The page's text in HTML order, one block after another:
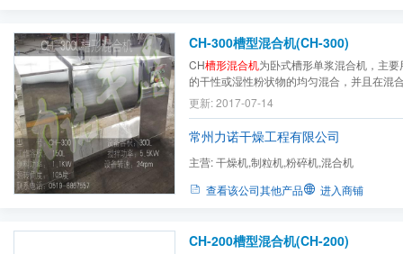
CH-300槽型混合机(CH-300)
CH槽形混合机为卧式槽形单浆混合机，主
的干性或湿性粉状物的均匀混合，并且在混
的熔解、挥发或变质。
部门小批量混合不同的主辅材料，它不适用
大的物料。，能使混合的物料均匀化，颗粒
更新: 2017-07-14
常州力诺干燥工程有限公司
主营:干燥机,制粒机,粉碎机,混合机
查看该公司其他产品
进入商铺
CH-200槽型混合机(CH-200)